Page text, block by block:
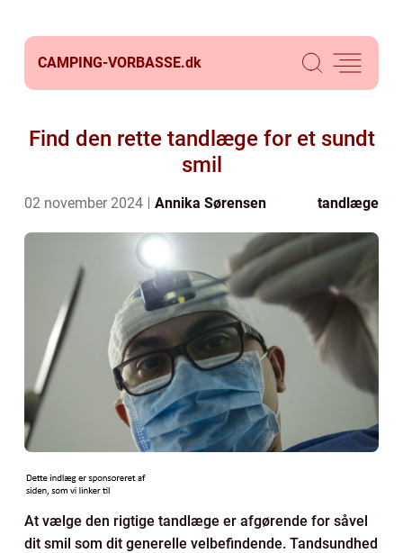
CAMPING-VORBASSE.dk
Find den rette tandlæge for et sundt
smil
02 november 2024 Annika Sørensen tandlæge
At vælge den rigtige tandlæge er afgørende for såvel
dit smil som dit generelle velbefindende. Tandsundhed